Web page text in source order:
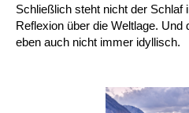
Schließlich steht nicht der Schlaf
Reflexion über die Weltlage. Und
eben auch nicht immer idyllisch.